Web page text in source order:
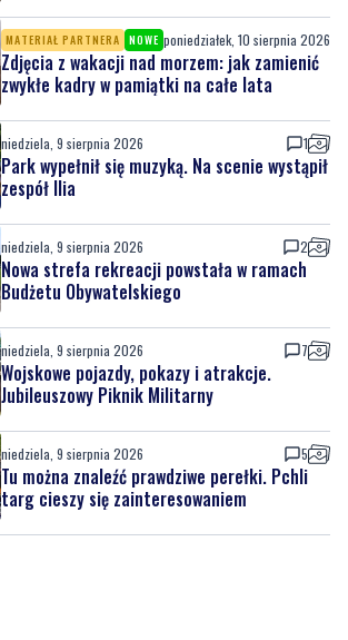
MATERIAŁ PARTNERA NOWE poniedziałek, 10 sierpnia 2026
Zdjęcia z wakacji nad morzem: jak zamienić
zwykłe kadry w pamiątki na całe lata
niedziela, 9 sierpnia 2026 1
Park wypełnił się muzyką. Na scenie wystąpił
zespół Ilia
niedziela, 9 sierpnia 2026 2
Nowa strefa rekreacji powstała w ramach
Budżetu Obywatelskiego
niedziela, 9 sierpnia 2026 7
Wojskowe pojazdy, pokazy i atrakcje.
Jubileuszowy Piknik Militarny
niedziela, 9 sierpnia 2026 5
Tu można znaleźć prawdziwe perełki. Pchli
targ cieszy się zainteresowaniem